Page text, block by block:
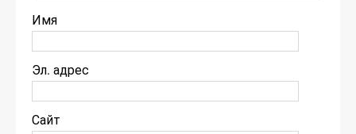
Имя
Эл. адрес
Сайт